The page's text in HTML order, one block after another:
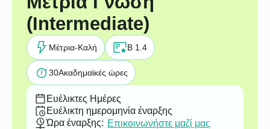
(Intermediate)
Μέτρια-Καλή B 1.4
30Ακαδημαϊκές ώρες
Ευέλικτες Ημέρες
Ευέλικτη ημερομηνία έναρξης
Ώρα έναρξης: Επικοινωνήστε μαζί μας